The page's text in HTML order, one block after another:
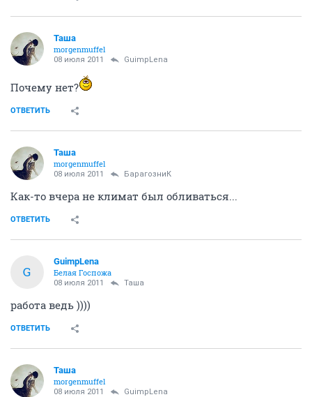
Таша
morgenmuffel
08 июля 2011 GuimpLena
Почему нет?
ОТВЕТИТЬ
Таша
morgenmuffel
08 июля 2011 БарагозниК
Как-то вчера не климат был обливаться...
ОТВЕТИТЬ
G
GuimpLena
Белая Госпожа
08 июля 2011 Таша
работа ведь ))))
ОТВЕТИТЬ
Таша
morgenmuffel
08 июля 2011 GuimpLena